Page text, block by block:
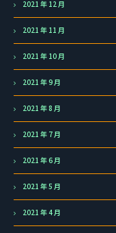
2021 年 12 月
2021 年 11 月
2021 年 10 月
2021 年 9 月
2021 年 8 月
2021 年 7 月
2021 年 6 月
2021 年 5 月
2021 年 4 月